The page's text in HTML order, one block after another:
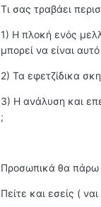
Τι σας τραβάει
1) Η πλοκή ενός
μπορεί να είναι
2) Τα εφετζίδικα
3) H ανάλυση και
;
Προσωπικά θα πάρω
Πείτε και εσείς (